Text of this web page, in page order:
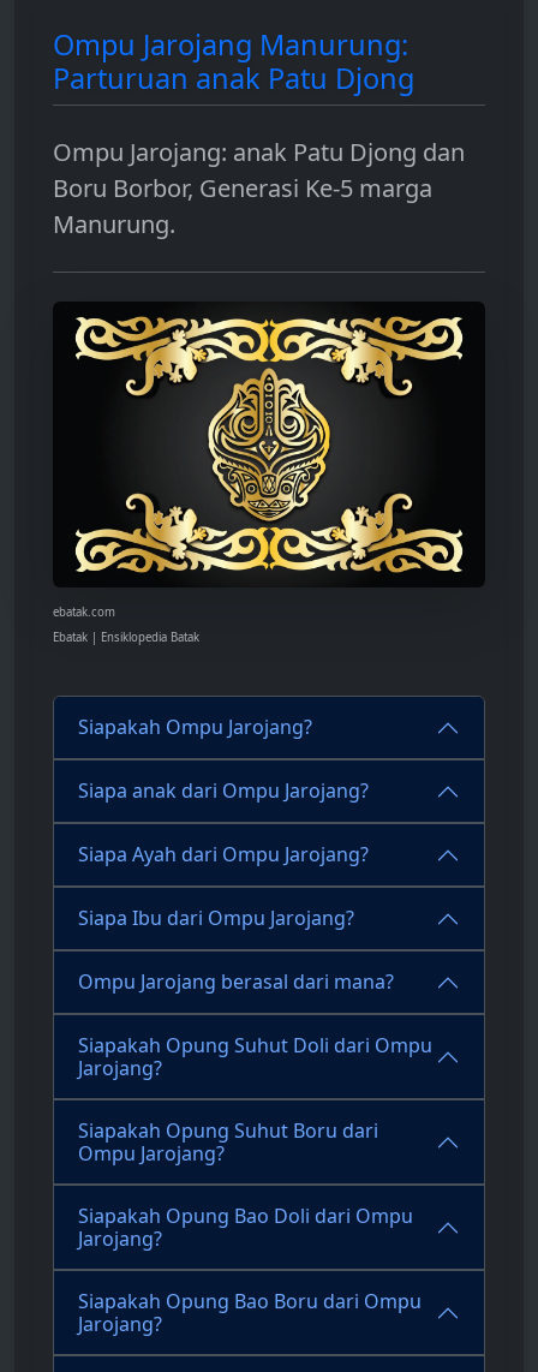
Ompu Jarojang Manurung:
Parturuan anak Patu Djong
Ompu Jarojang: anak Patu Djong dan
Boru Borbor, Generasi Ke-5 marga
Manurung.
ebatak.com
Ebatak | Ensiklopedia Batak
Siapakah Ompu Jarojang?
Siapa anak dari Ompu Jarojang?
Siapa Ayah dari Ompu Jarojang?
Siapa Ibu dari Ompu Jarojang?
Ompu Jarojang berasal dari mana?
Siapakah Opung Suhut Doli dari Ompu
Jarojang?
Siapakah Opung Suhut Boru dari
Ompu Jarojang?
Siapakah Opung Bao Doli dari Ompu
Jarojang?
Siapakah Opung Bao Boru dari Ompu
Jarojang?